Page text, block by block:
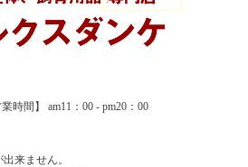
時間】 am11：00 - pm20：00
来ません。